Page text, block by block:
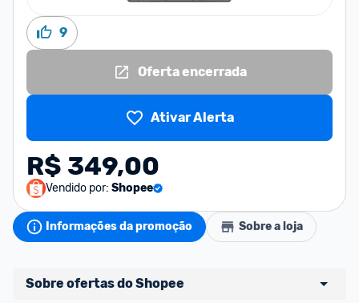
9
Oferta encerrada
Ativar Alerta
R$ 349,00
Vendido por: Shopee
Informações da promoção Sobre a loja
Sobre ofertas do Shopee